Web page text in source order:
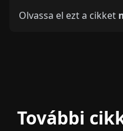
Olvassa el ezt a cikket
További